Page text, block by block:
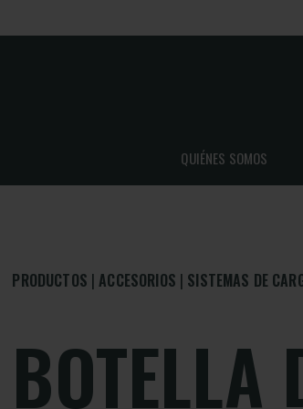
QUIÉNES SOMOS
PRODUCTOS ACCESORIOS SISTEMAS DE
BOTELLA